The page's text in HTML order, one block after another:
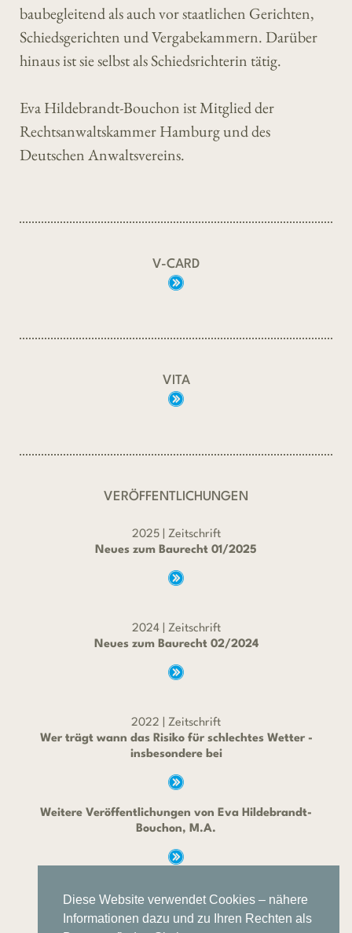
Diese Website verwendet Cookies – nähere
Informationen dazu und zu Ihren Rechten als
baubegleitend als auch vor staatlichen Gerichten,
Schiedsgerichten und Vergabekammern. Darüber
hinaus ist sie selbst als Schiedsrichterin tätig.
Eva Hildebrandt-Bouchon ist Mitglied der
Rechtsanwaltskammer Hamburg und des
Deutschen Anwaltsvereins.
V-CARD
VITA
VERÖFFENTLICHUNGEN
2025 | Zeitschrift
Neues zum Baurecht 01/2025
2024 | Zeitschrift
Neues zum Baurecht 02/2024
2022 | Zeitschrift
Wer trägt wann das Risiko für schlechtes Wetter -
insbesondere bei
Weitere Veröffentlichungen von Eva Hildebrandt-
Bouchon, M.A.